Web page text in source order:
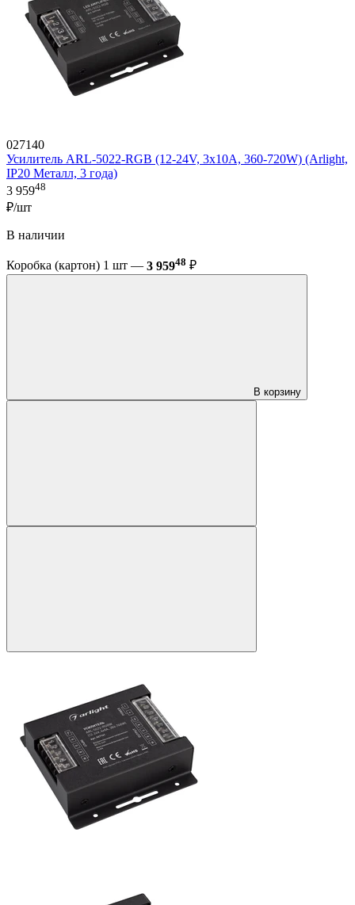
027140
Усилитель ARL-5022-RGB (12-24V, 3x10A, 360-720W) (Arlight,
IP20 Металл, 3 года)
3 95948
₽/шт
В наличии
Коробка (картон) 1 шт — 3 95948 ₽
В корзину